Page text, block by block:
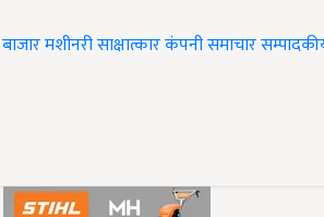
बाजारमशीनरीसाक्षात्कारकंपनी समाचार